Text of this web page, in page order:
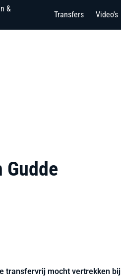
&
Transfers Video's
transfervrij mocht vertrekken bij